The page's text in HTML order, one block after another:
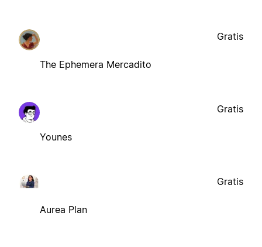
The Ephemera Mercadito
Gratis
Younes
Gratis
Aurea Plan
Gratis